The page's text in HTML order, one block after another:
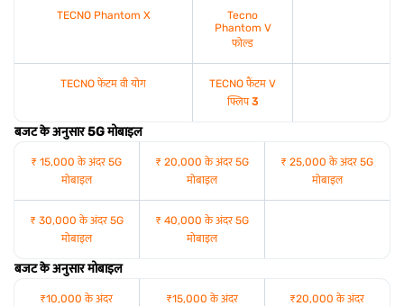
TECNO Phantom X
Tecno
Phantom V
फोल्ड
TECNO फेंटम वी योग
TECNO फैंटम V
फ्लिप3
बजट के अनुसार 5G मोबाइल
₹ 15,000 के अंदर 5G
मोबाइल
₹ 20,000 के अंदर 5G
मोबाइल
₹ 25,000 के अंदर 5G
मोबाइल
₹ 30,000 के अंदर 5G
मोबाइल
₹ 40,000 के अंदर 5G
मोबाइल
बजट के अनुसार मोबाइल
₹10,000 के अंदर
₹15,000 के अंदर
₹20,000 के अंदर